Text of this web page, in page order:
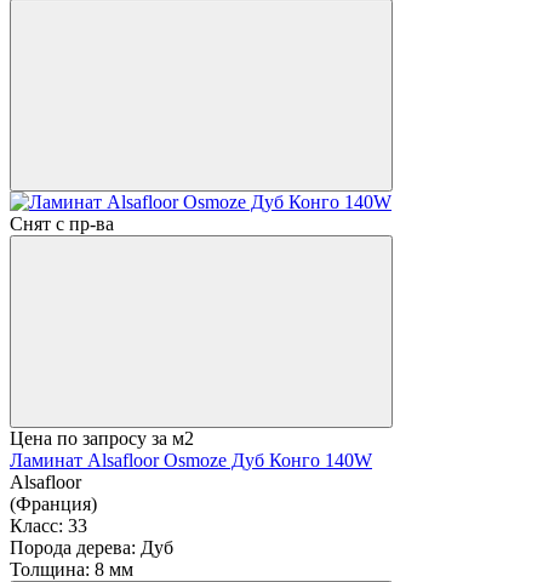
Снят с пр-ва
Цена по запросу за м2
Ламинат Alsafloor Osmoze Дуб Конго 140W
Alsafloor
(Франция)
Класс: 33
Порода дерева: Дуб
Толщина: 8 мм